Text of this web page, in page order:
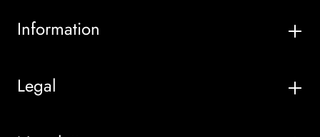
Information
Legal